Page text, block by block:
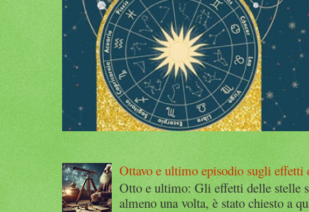
Ottavo e ultimo episodio sugli effetti
Otto e ultimo: Gli effetti delle stelle
almeno una volta, è stato chiesto a